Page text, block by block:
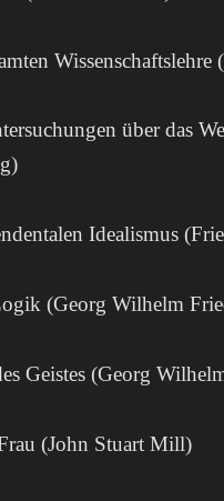
über das
Idealismus
(Georg Wilhelm
Geistes (Georg
(John Stuart Mill)